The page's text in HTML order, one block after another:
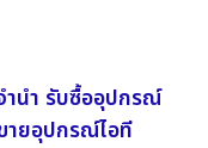
ำนำ รับซื้ออุปกรณ์
ายอุปกรณ์ไอที